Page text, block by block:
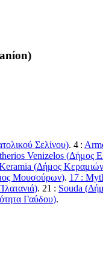
)
Σελίνου). 4 :
Venizelos (Δήμος
(Δήμος Κεραμιών
Μουσούρων). 17 :
). 21 : Souda (
Γαύδου).